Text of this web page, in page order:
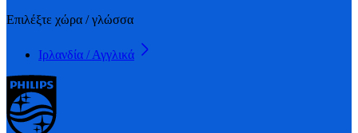
Επιλέξτε χώρα / γλώσσα
Ιρλανδία / Αγγλικά